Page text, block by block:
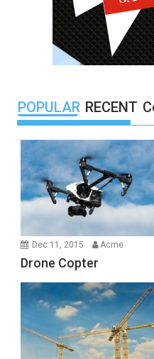
POPULAR RECENT
Dec 11, 2015 Acme
Drone Copter